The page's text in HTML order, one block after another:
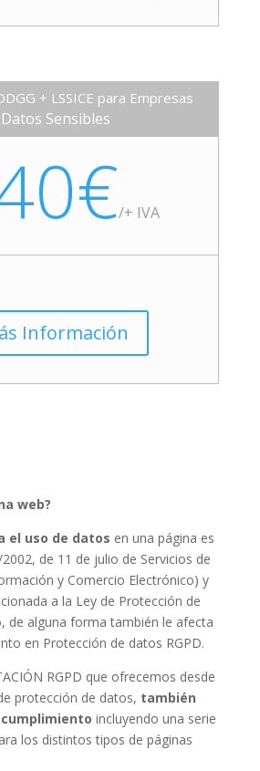
+ LSSICE para Empresas
Datos Sensibles
/+ IVA
Información
web?
el uso de datos en una página es
2002, de 11 de julio de Servicios de
y Comercio Electrónico) y
a la Ley de Protección de
de alguna forma también le afecta
en Protección de datos RGPD.
RGPD que ofrecemos desde
protección de datos, también
incluyendo una serie
los distintos tipos de páginas